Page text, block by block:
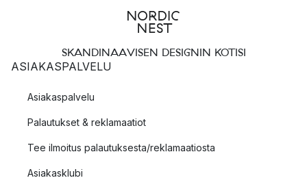
SKANDINAAVISEN DESIGNIN KOTISI
ASIAKASPALVELU
Asiakaspalvelu
Palautukset & reklamaatiot
Tee ilmoitus palautuksesta/reklamaatiosta
Asiakasklubi